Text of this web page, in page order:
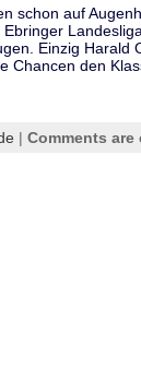
schon auf
Einzig
Chancen den
| Comments are